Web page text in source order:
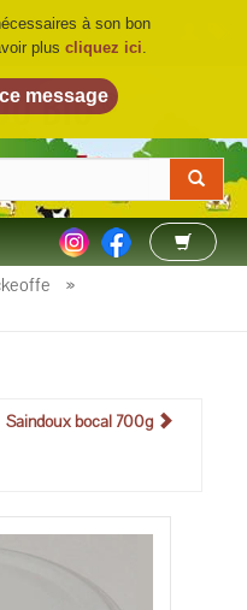
BIO©
»
Saindoux bocal 700g
à son bon
plus cliquez ici.